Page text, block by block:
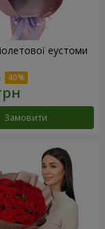
еустоми
Замовити